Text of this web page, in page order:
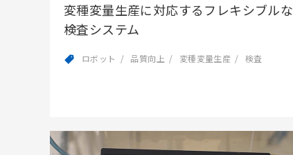
変種変量生産に対応するフレキシブルな
検査システム
ロボット 品質向上 変種変量生産 検査